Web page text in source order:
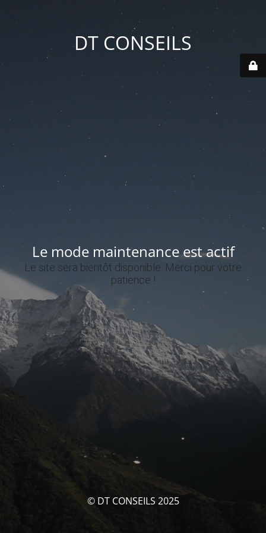
DT CONSEILS
Le mode maintenance est actif
Le site sera bientôt disponible. Merci pour votre
patience !
© DT CONSEILS 2025